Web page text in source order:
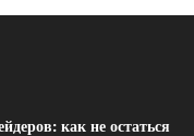
как не остаться